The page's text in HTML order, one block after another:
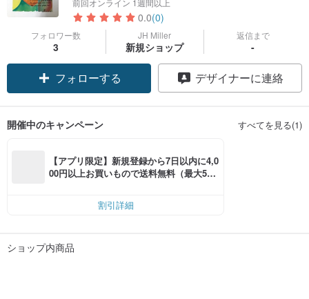
前回オンライン 1週間以上
0.0(0)
フォロワー数
3
JH Miller
新規ショップ
返信まで
-
フォローする デザイナーに連絡
開催中のキャンペーン すべてを見る(1)
【アプリ限定】新規登録から7日以内に4,0
00円以上お買いもので送料無料（最大500
割引詳細
ショップ内商品